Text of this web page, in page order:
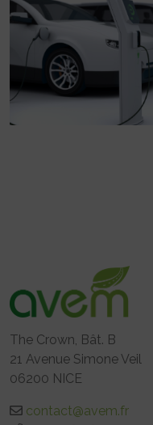
The Crown, Bât. B
21 Avenue Simone Veil
06200 NICE
contact@avem.fr